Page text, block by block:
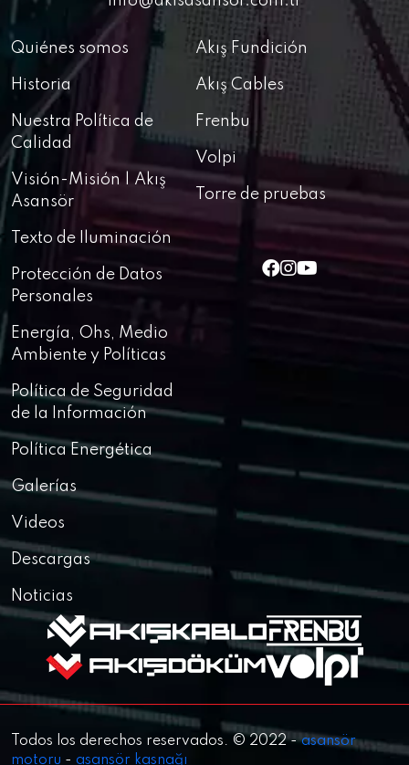
Quiénes somos
Historia
Nuestra Política de
Calidad
Visión-Misión | Akış
Asansör
Texto de Iluminación
Protección de Datos
Personales
Energía, Ohs, Medio
Ambiente y Políticas
Política de Seguridad
de la Información
Política Energética
Akış Fundición
Akış Cables
Frenbu
Volpi
Torre de pruebas
Galerías
Videos
Descargas
Noticias
Todos los derechos reservados. © 2022 -asansör
motoru - asansör kasnağı